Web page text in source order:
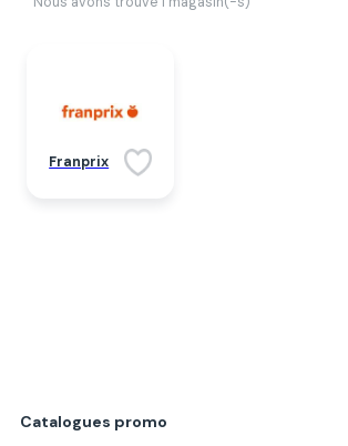
Franprix
Catalogues promo